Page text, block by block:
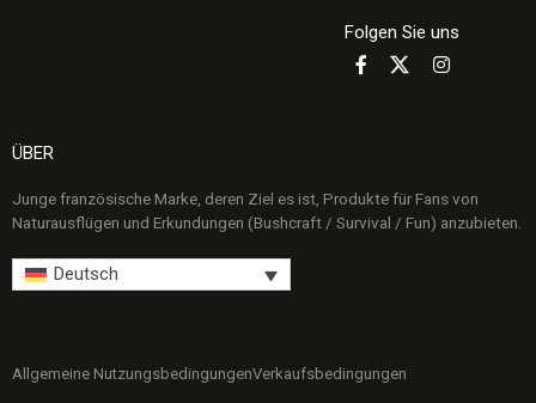
Folgen Sie uns
ÜBER
Junge französische Marke, deren Ziel es ist, Produkte für Fans von
Naturausflügen und Erkundungen (Bushcraft / Survival / Fun) anzubieten.
Deutsch
Allgemeine NutzungsbedingungenVerkaufsbedingungen